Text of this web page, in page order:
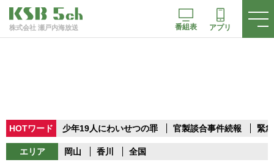
株式会社 瀬戸内海放送 番組表 アプリ
HOTワード 少年19人にわいせつの罪 官製談合事件続報 緊
エリア 岡山 香川 全国